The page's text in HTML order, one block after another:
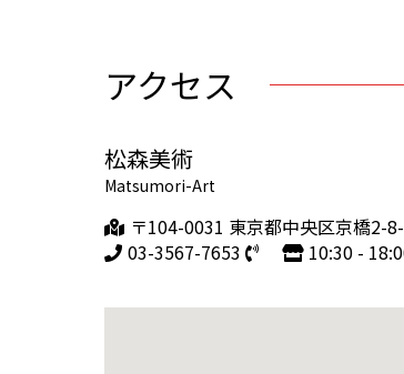
アクセス
松森美術
Matsumori-Art
〒104-0031 東京都中央区京橋2-
03-3567-7653
10:30 -